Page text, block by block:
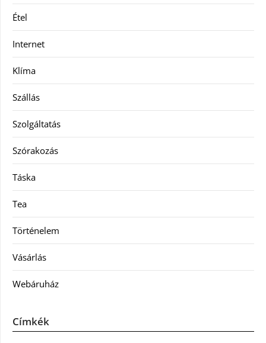
Étel
Internet
Klíma
Szállás
Szolgáltatás
Szórakozás
Táska
Tea
Történelem
Vásárlás
Webáruház
Címkék